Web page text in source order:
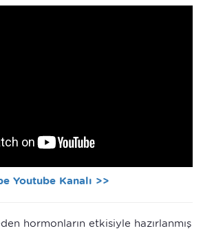
Youtube Kanalı >>
hormonların etkisiyle hazırlanmış